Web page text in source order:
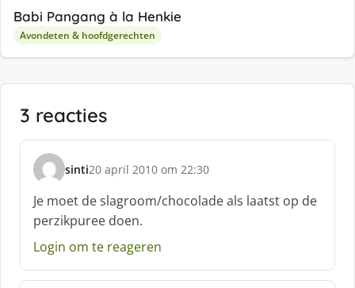
Babi Pangang à la Henkie
Avondeten & hoofdgerechten
3 reacties
sinti
s
c
h
r
e
f
20 april 2010 om 22:30
Je moet de slagroom/chocolade als laatst op de
perzikpuree doen.
Login om te reageren